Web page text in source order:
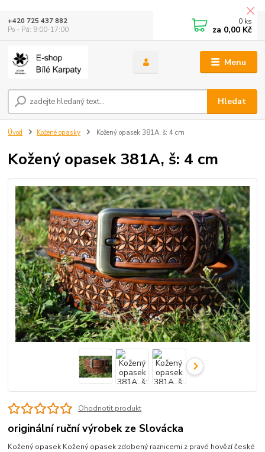
Menu
Hledat
+420 725 437 882
Po - Pá: 9:00-17:00
0 ks
za 0,00 Kč
Úvod Kožené opasky Kožený opasek 381A, š: 4 cm
Kožený opasek 381A, š: 4 cm
Ohodnotit produkt
originální ruční výrobek ze Slovácka
Kožený opasek Kožený opasek zdobený raznicemi z pravé hovězí české